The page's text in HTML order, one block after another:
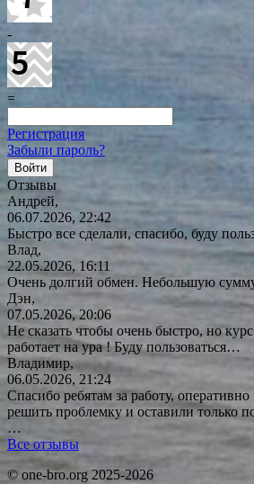
-
=
Регистрация
Забыли пароль?
Отзывы
Андрей,
06.07.2026, 22:42
Быстро все сделали, спасибо, буду
Влад,
22.05.2026, 16:11
Очень долгий обмен. Небольшую
Дэн,
07.05.2026, 20:06
Не сказать чтобы очень быстро, но
работает на ура ! Будупользоваться…
Владимир,
06.05.2026, 21:24
Спасибо ребятам за работу,
решить проблемку и оставили только
…
Все отзывы
© one-bro.org 2025-2026